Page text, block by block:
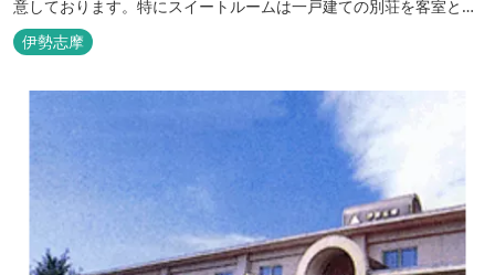
意しております。特にスイートルームは一戸建ての別荘を客室とし
てリニューアル♪120平米の驚きの広さとこだわりの調度品が自慢
です！ スペイン１ツ星レストランと提携したレストランでのお食事
も楽しみのひとつです。 また、日帰りプランでは、クラフト体験工
伊勢志摩